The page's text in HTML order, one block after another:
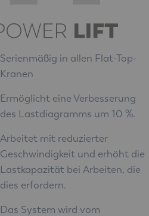
Serienmäßig in allen Flat-Top-
Kranen
Ermöglicht eine Verbesserung
des Lastdiagramms um 10 %.
Arbeitet mit reduzierter
Geschwindigkeit und erhöht die
Lastkapazität bei Arbeiten, die
dies erfordern.
Das System wird vom